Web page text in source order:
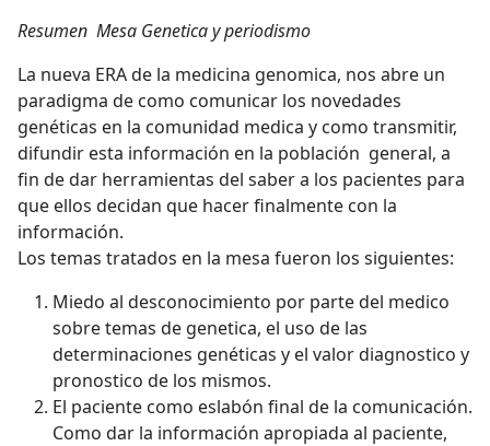
Resumen Mesa Genetica y periodismo
La nueva ERA de la medicina genomica, nos abre un
paradigma de como comunicar los novedades
genéticas en la comunidad medica y como transmitir,
difundir esta información en la población general, a
fin de dar herramientas del saber a los pacientes para
que ellos decidan que hacer finalmente con la
información.
Los temas tratados en la mesa fueron los siguientes:
Miedo al desconocimiento por parte del medico
sobre temas de genetica, el uso de las
determinaciones genéticas y el valor diagnostico y
pronostico de los mismos.
El paciente como eslabón final de la comunicación.
Como dar la información apropiada al paciente,